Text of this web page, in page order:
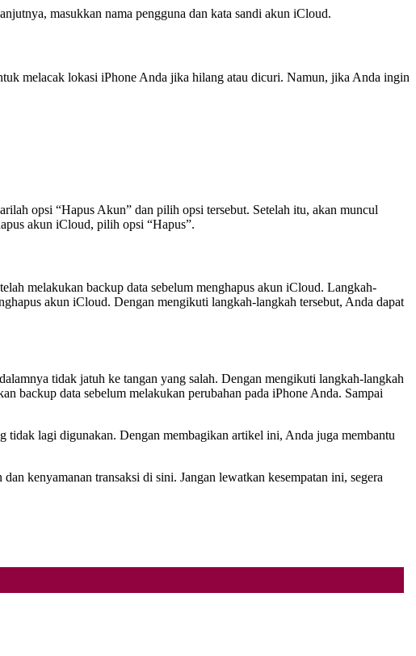
masukkan nama pengguna dan kata sandi akun iCloud.
melacak lokasi iPhone Anda jika hilang atau dicuri. Namun, jika Anda ingin
opsi “Hapus Akun” dan pilih opsi tersebut. Setelah itu, akan muncul
akun iCloud, pilih opsi “Hapus”.
melakukan backup data sebelum menghapus akun iCloud. Langkah-
akun iCloud. Dengan mengikuti langkah-langkah tersebut, Anda dapat
tidak jatuh ke tangan yang salah. Dengan mengikuti langkah-langkah
backup data sebelum melakukan perubahan pada iPhone Anda. Sampai
tidak lagi digunakan. Dengan membagikan artikel ini, Anda juga membantu
kenyamanan transaksi di sini. Jangan lewatkan kesempatan ini, segera